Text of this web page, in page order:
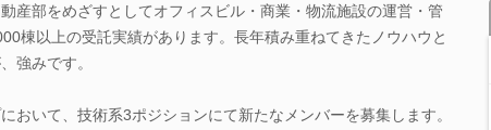
産部をめざすとしてオフィスビル・商業・物流施設の運営・管
棟以上の受託実績があります。長年積み重ねてきたノウハウと
強みです。
おいて、技術系3ポジションにて新たなメンバーを募集します。